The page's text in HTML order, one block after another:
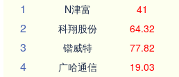
1
N津富 41
2 科翔股份 64.32
3 锴威特 77.82
4 广哈通信 19.03